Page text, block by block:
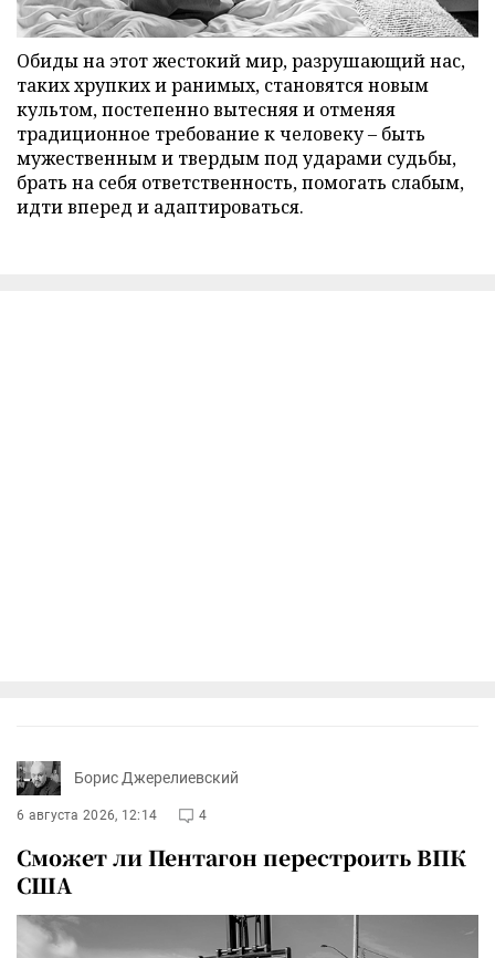
Обиды на этот жестокий мир, разрушающий нас,
таких хрупких и ранимых, становятся новым
культом, постепенно вытесняя и отменяя
традиционное требование к человеку – быть
мужественным и твердым под ударами судьбы,
брать на себя ответственность, помогать слабым,
идти вперед и адаптироваться.
Борис Джерелиевский
6 августа 2026, 12:14 4
Сможет ли Пентагон перестроить ВПК
США